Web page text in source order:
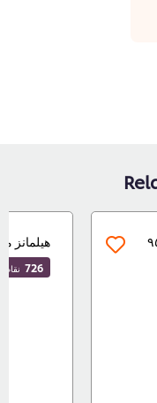
هيلمانز
726 نقاط ولاء